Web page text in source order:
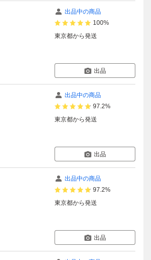
出品中の商品
100%
東京都から発送
出品
出品中の商品
97.2%
東京都から発送
出品
出品中の商品
97.2%
東京都から発送
出品